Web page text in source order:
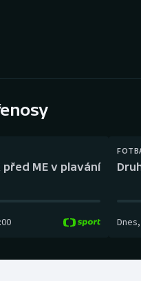
před ME v plavání
Dnes,